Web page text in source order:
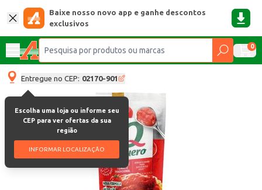
Baixe nosso novo app e ganhe descontos
exclusivos
0
Entregue no CEP: 02170-901
Escolha uma loja ou informe seu
CEP para ver ofertas da sua
região
INFORMAR LOCALIZAÇÃO